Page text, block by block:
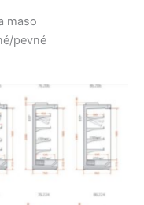
maso
pevné